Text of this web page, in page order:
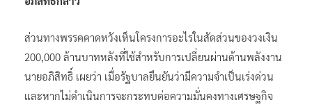
ส่วนทางพรรคคาดหวังเห็นโครงการอะไรในสัดส่วนของวงเงิน
200,000 ล้านบาทหลังที่ใช้สำหรับการเปลี่ยนผ่านด้านพลังงาน
นายอภิสิทธิ์ เผยว่า เมื่อรัฐบาลยืนยันว่ามีความจำเป็นเร่งด่วน
และหากไม่ดำเนินการจะกระทบต่อความมั่นคงทางเศรษฐกิจ